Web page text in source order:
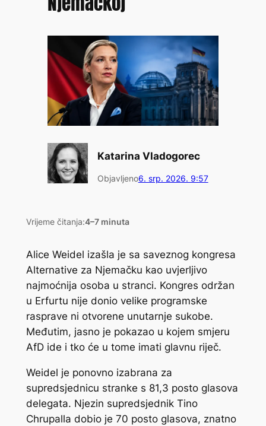
Katarina Vladogorec
Objavljeno6. srp. 2026. 9:57
Vrijeme čitanja:4–7 minuta
Alice Weidel izašla je sa saveznog kongresa
Alternative za Njemačku kao uvjerljivo
najmoćnija osoba u stranci. Kongres održan
u Erfurtu nije donio velike programske
rasprave ni otvorene unutarnje sukobe.
Međutim, jasno je pokazao u kojem smjeru
AfD ide i tko će u tome imati glavnu riječ.
Weidel je ponovno izabrana za
supredsjednicu stranke s 81,3 posto glasova
delegata. Njezin supredsjednik Tino
Chrupalla dobio je 70 posto glasova, znatno